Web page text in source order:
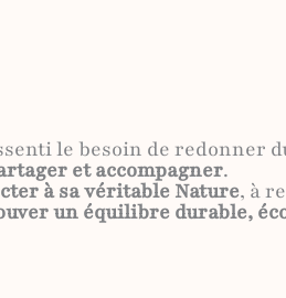
le besoin de redonner
et accompagner.
à sa véritable Nature, à
un équilibre durable,